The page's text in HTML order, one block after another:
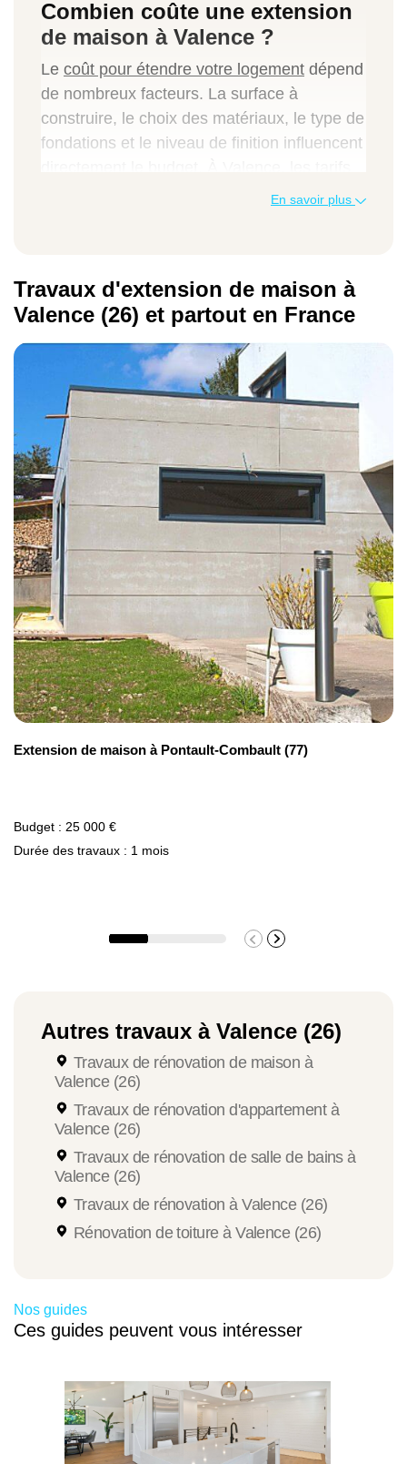
Combien coûte une extension
de maison à Valence ?
Le coût pour étendre votre logement dépend
de nombreux facteurs. La surface à
construire, le choix des matériaux, le type de
fondations et le niveau de finition influencent
varient également selon la complexité du
nécessaire pour votre projet
d'agrandissement.
Exemples de prix moyens pour des travaux
d'extension à Valence
Type de travaux
Prix moyen
Extension verticale
1 800 €/m²
Réalisation d'une véranda
1 600 €/m²
1 850 €/m²
un devis personnalisé correspondant
précisément à votre projet detravaux
d'extension de maison à Valence (26)
En savoir plus
Travaux d'extension de maison à
Valence (26) et partout en France
Extension de maison à Pontault-Combault (77)
Budget : 25 000 €
Durée des travaux : 1 mois
Autres travaux à Valence (26)
Travaux de rénovation de maison à
Valence (26)
Travaux de rénovation d'appartement à
Valence (26)
Travaux de rénovation de salle de bains à
Valence (26)
Travaux de rénovation à Valence (26)
Rénovation de toiture à Valence (26)
Nos guides
Ces guides peuvent vous intéresser